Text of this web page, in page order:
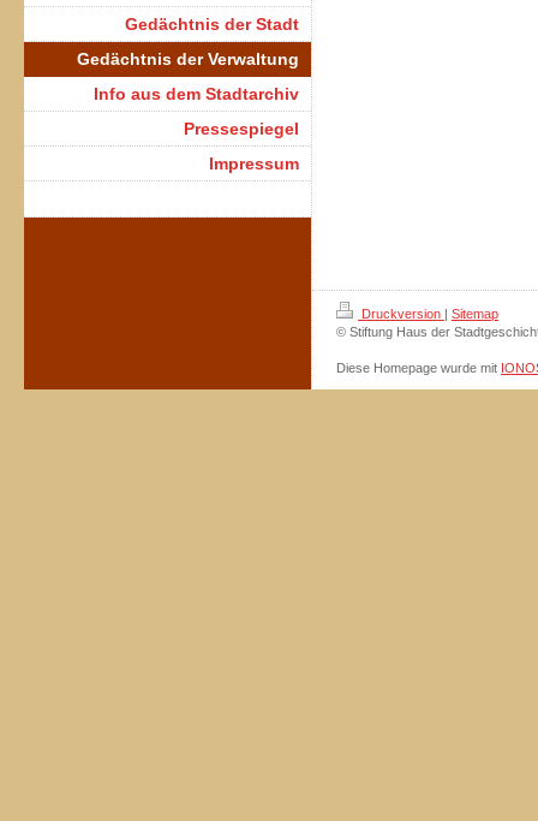
Gedächtnis der Stadt
Gedächtnis der Verwaltung
Info aus dem Stadtarchiv
Pressespiegel
Impressum
Druckversion | Sitemap
© Stiftung Haus der
Diese Homepage wurde mit